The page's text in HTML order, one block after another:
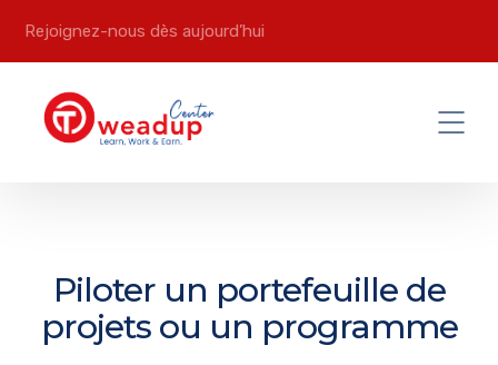
Rejoignez-nous dès aujourd’hui
Piloter un portefeuille de
projets ou un programme